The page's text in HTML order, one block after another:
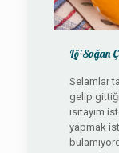
Lö’Soğan
Selamlar
gelip
ısıtayım
yapmak